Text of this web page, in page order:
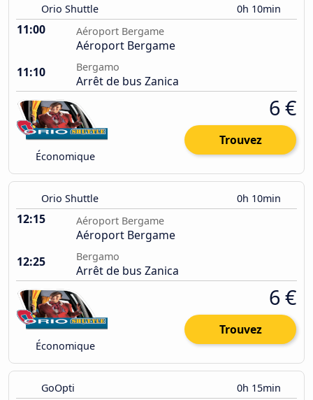
Orio Shuttle 0h 10min
11:00 Aéroport Bergame
Aéroport Bergame
11:10
Bergamo
Arrêt de bus Zanica
Économique
6 €
Trouvez
Orio Shuttle 0h 10min
12:15 Aéroport Bergame
Aéroport Bergame
12:25
Bergamo
Arrêt de bus Zanica
Économique
6 €
Trouvez
GoOpti 0h 15min